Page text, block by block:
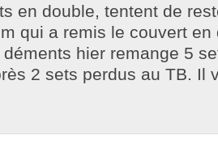
en double, tentent de
qui a remis le couvert
hier remange 5
2 sets perdus au TB. Il